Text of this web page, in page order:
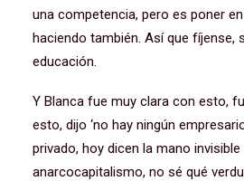
una competencia, pero es poner
haciendo también. Así que fíjense,
educación.
Y Blanca fue muy clara con esto,
esto, dijo ‘no hay ningún
privado, hoy dicen la mano
anarcocapitalismo, no sé qué